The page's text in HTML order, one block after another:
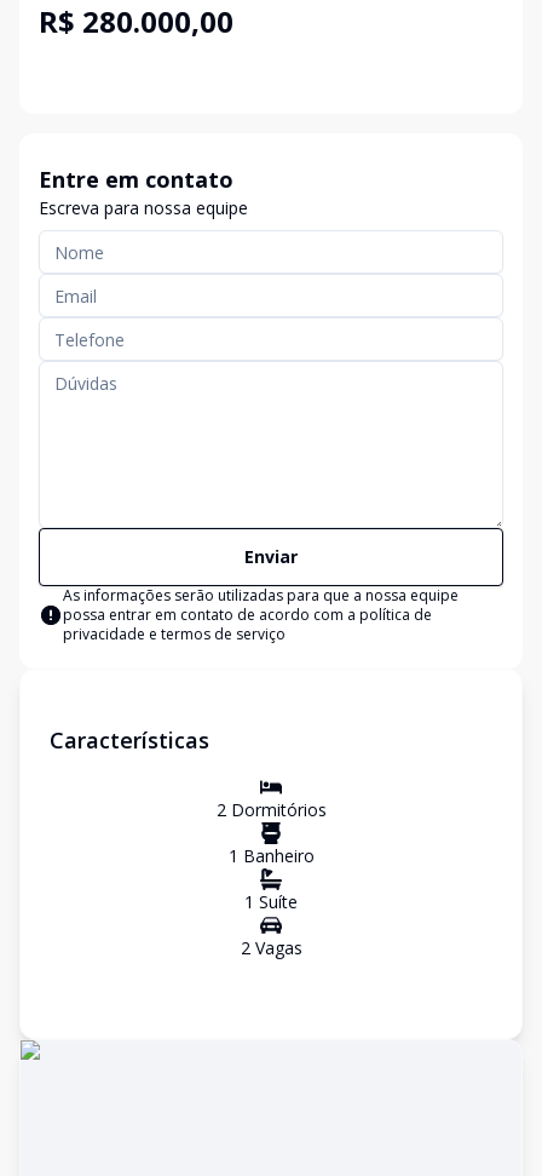
R$ 280.000,00
Entre em contato
Escreva para nossa equipe
Enviar
As informações serão utilizadas para que a nossa equipe
possa entrar em contato de acordo com a política de
privacidade e termos de serviço
Características
2Dormitórios
1 Banheiro
1 Suíte
2Vagas